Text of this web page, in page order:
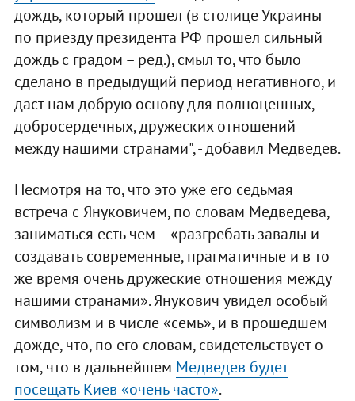
дождь, который прошел (в столице Украины
по приезду президента РФ прошел сильный
дождь с градом – ред.), смыл то, что было
сделано в предыдущий период негативного, и
даст нам добрую основу для полноценных,
добросердечных, дружеских отношений
между нашими странами", - добавил Медведев.
Несмотря на то, что это уже его седьмая
встреча с Януковичем, по словам Медведева,
заниматься есть чем – «разгребать завалы и
создавать современные, прагматичные и в то
же время очень дружеские отношения между
нашими странами». Янукович увидел особый
символизм и в числе «семь», и в прошедшем
дожде, что, по его словам, свидетельствует о
том, что в дальнейшем Медведев будет
посещать Киев «очень часто».